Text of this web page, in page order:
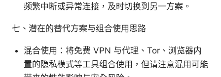
频繁中断或异常连接，及时切换到另一方案。
七、潜在的替代方案与组合使用思路
混合使用：将免费 VPN 与代理、Tor、浏览器内
置的隐私模式等工具组合使用，但请注意混用可能